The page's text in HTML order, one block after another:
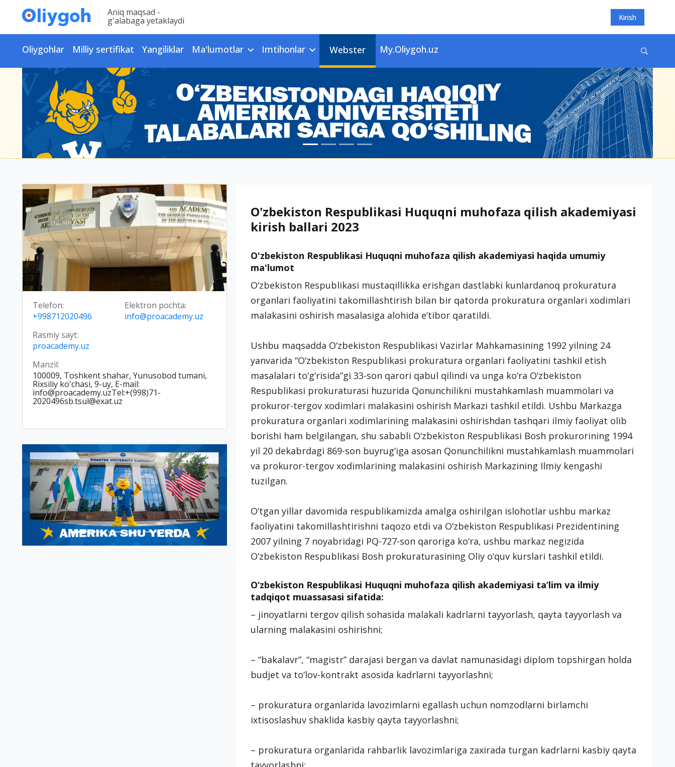
Aniq maqsad -
g'alabaga yetaklaydi Kirish
Oliygohlar Milliy sertifikat Yangiliklar Ma'lumotlar Imtihonlar Webster My.Oliygoh.uz
Telefon:
+998712020496
Elektron pochta:
info@proacademy.uz
Rasmiy sayt:
proacademy.uz
Manzil:
100009, Toshkent shahar, Yunusobod tumani,
Rixsiliy ko'chasi, 9-uy, E-mail:
info@proacademy.uzTel:+(998)71-
2020496sb.tsul@exat.uz
O'zbekiston Respublikasi Huquqni muhofaza qilish akademiyasi
kirish ballari 2023
O'zbekiston Respublikasi Huquqni muhofaza qilish akademiyasi haqida umumiy
ma'lumot
O‘zbekiston Respublikasi mustaqillikka erishgan dastlabki kunlardanoq prokuratura
organlari faoliyatini takomillashtirish bilan bir qatorda prokuratura organlari xodimlari
malakasini oshirish masalasiga alohida e’tibor qaratildi.
Ushbu maqsadda O‘zbekiston Respublikasi Vazirlar Mahkamasining 1992 yilning 24
yanvarida “O‘zbekiston Respublikasi prokuratura organlari faoliyatini tashkil etish
masalalari to‘g‘risida”gi 33-son qarori qabul qilindi va unga ko‘ra O‘zbekiston
Respublikasi prokuraturasi huzurida Qonunchilikni mustahkamlash muammolari va
prokuror-tergov xodimlari malakasini oshirish Markazi tashkil etildi. Ushbu Markazga
prokuratura organlari xodimlarining malakasini oshirishdan tashqari ilmiy faoliyat olib
borishi ham belgilangan, shu sababli O‘zbekiston Respublikasi Bosh prokurorining 1994
yil 20 dekabrdagi 869-son buyrug‘iga asosan Qonunchilikni mustahkamlash muammolari
va prokuror-tergov xodimlarining malakasini oshirish Markazining Ilmiy kengashi
tuzilgan.
O‘tgan yillar davomida respublikamizda amalga oshirilgan islohotlar ushbu markaz
faoliyatini takomillashtirishni taqozo etdi va O‘zbekiston Respublikasi Prezidentining
2007 yilning 7 noyabridagi PQ-727-son qaroriga ko‘ra, ushbu markaz negizida
O‘zbekiston Respublikasi Bosh prokuraturasining Oliy o‘quv kurslari tashkil etildi.
O‘zbekiston Respublikasi Huquqni muhofaza qilish akademiyasi ta’lim va ilmiy
tadqiqot muassasasi sifatida:
– jinoyatlarni tergov qilish sohasida malakali kadrlarni tayyorlash, qayta tayyorlash va
ularning malakasini oshirishni;
– “bakalavr”, “magistr” darajasi bergan va davlat namunasidagi diplom topshirgan holda
budjet va to‘lov-kontrakt asosida kadrlarni tayyorlashni;
– prokuratura organlarida lavozimlarni egallash uchun nomzodlarni birlamchi
ixtisoslashuv shaklida kasbiy qayta tayyorlashni;
– prokuratura organlarida rahbarlik lavozimlariga zaxirada turgan kadrlarni kasbiy qayta